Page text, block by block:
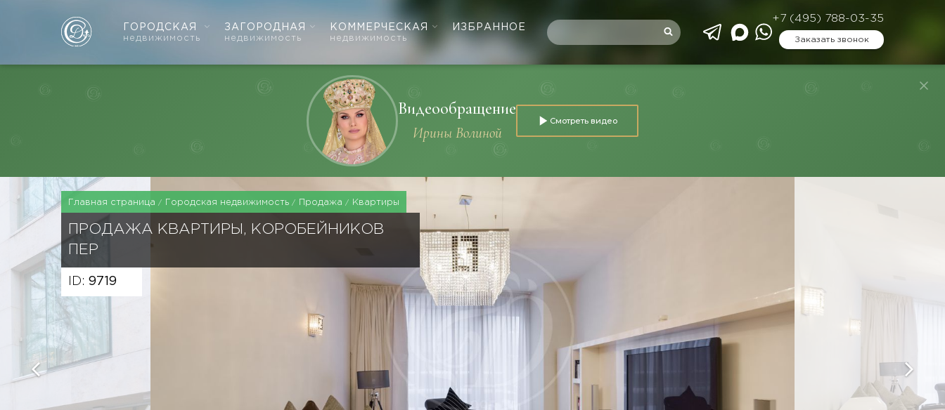
ГОРОДСКАЯ
недвижимость
ЗАГОРОДНАЯ
недвижимость
КОММЕРЧЕСКАЯ
недвижимость
ИЗБРАННОЕ
+7 (495) 788-03-35
Заказать звонок
Видеообращение
Ирины Волиной
Смотреть видео
Главная страница Городская недвижимость Продажа Квартиры
ПРОДАЖА КВАРТИРЫ, КОРОБЕЙНИКОВ
ПЕР
ID: 9719